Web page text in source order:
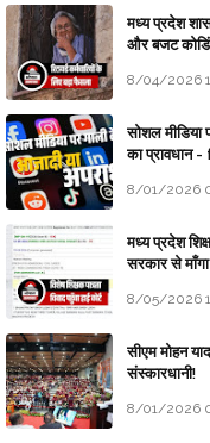
मध्य प्रदेश
और बजट
8/04/2026
सोशल मीडिया
का
8/01/2026
मध्य प्रदेश
सरकार से
8/05/2026
सीएम मोहन
संस्कारधानी!
8/01/2026